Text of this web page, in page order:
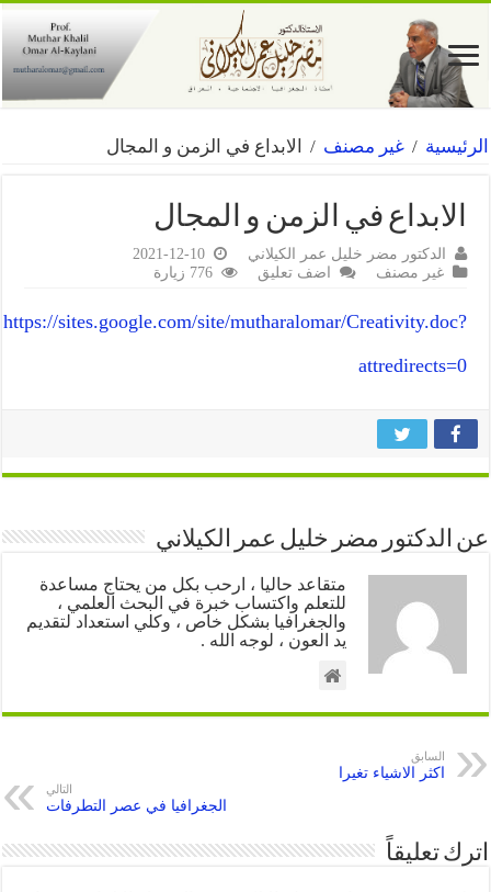
الرئيسية / غير مصنف / الابداع في الزمن و المجال
الابداع في الزمن و المجال
الدكتور مضر خليل عمر الكيلاني
2021-12-10
غير مصنف
اضف تعليق 776 زيارة
https://sites.google.com/site/mutharalomar/Creativity.doc?
attredirects=0
عن الدكتور مضر خليل عمر الكيلاني
متقاعد حاليا ، ارحب بكل من يحتاج مساعدة
للتعلم واكتساب خبرة في البحث العلمي ،
والجغرافيا بشكل خاص ، وكلي استعداد لتقديم
يد العون ، لوجه الله .
السابق
اكثر الاشياء تغيرا
التالي
الجغرافيا في عصر التطرفات
اترك تعليقاً